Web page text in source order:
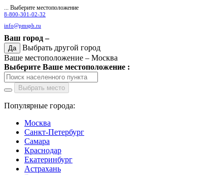
... Выберите местоположение
8-800-301-02-32
info@pmspb.ru
Ваш город –
Да
Выбрать другой город
Ваше местоположение – Москва
Выберите Ваше местоположение :
Выбрать место
Популярные города:
Москва
Санкт-Петербург
Самара
Краснодар
Екатеринбург
Астрахань